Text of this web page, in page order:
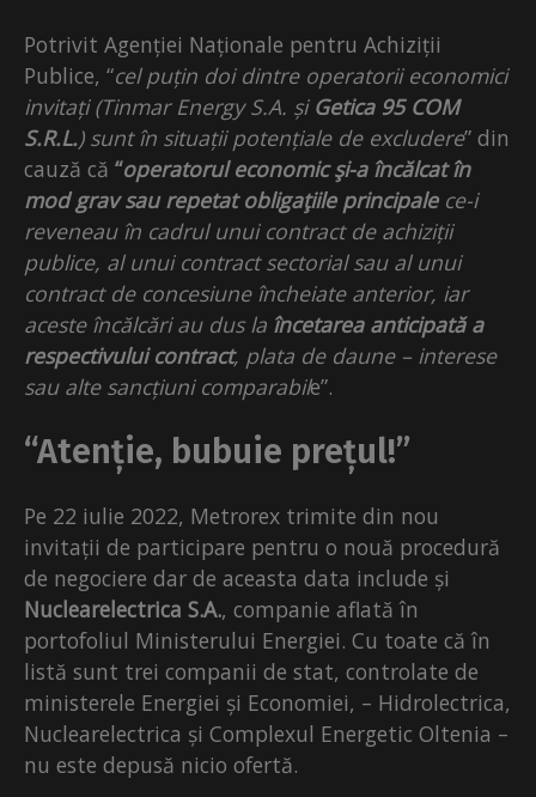
Potrivit Agenției Naționale pentru Achiziții
Publice, “cel puțin doi dintre operatorii economici
invitați (Tinmar Energy S.A. și Getica 95 COM
S.R.L.) sunt în situații potențiale de excludere” din
cauză că “operatorul economic şi-a încălcat în
mod grav sau repetat obligaţiile principale ce-i
reveneau în cadrul unui contract de achiziții
publice, al unui contract sectorial sau al unui
contract de concesiune încheiate anterior, iar
aceste încălcări au dus la încetarea anticipată a
respectivului contract, plata de daune – interese
sau alte sancțiuni comparabile”.
“Atenție, bubuie prețul!”
Pe 22 iulie 2022, Metrorex trimite din nou
invitații de participare pentru o nouă procedură
de negociere dar de aceasta data include și
Nuclearelectrica S.A., companie aflată în
portofoliul Ministerului Energiei. Cu toate că în
listă sunt trei companii de stat, controlate de
ministerele Energiei și Economiei, – Hidrolectrica,
Nuclearelectrica și Complexul Energetic Oltenia –
nu este depusă nicio ofertă.